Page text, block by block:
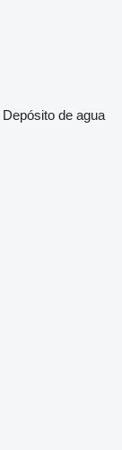
Depósito de agua